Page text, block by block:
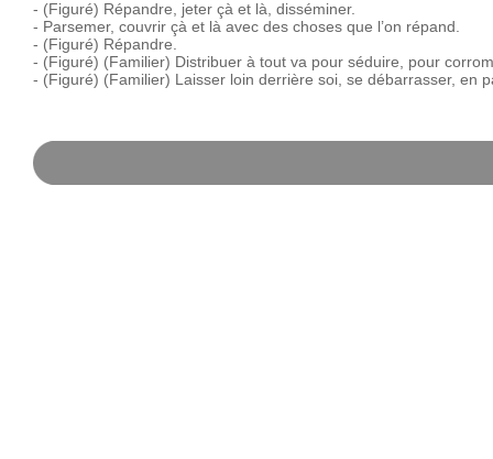
- (Figuré) Répandre, jeter çà et là, disséminer.
- Parsemer, couvrir çà et là avec des choses que l’on répand.
- (Figuré) Répandre.
- (Figuré) (Familier) Distribuer à tout va pour séduire, pour
- (Figuré) (Familier) Laisser loin derrière soi, se débarrasser, en